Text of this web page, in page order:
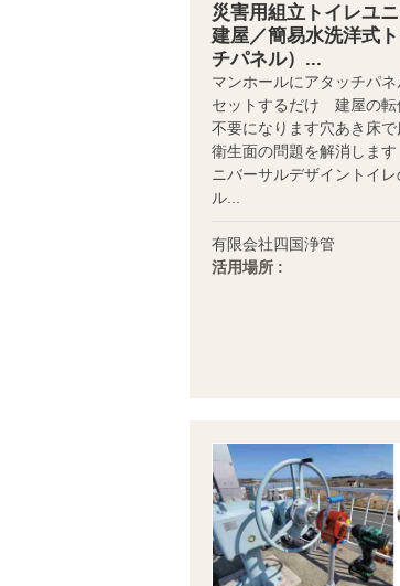
災害用組立トイレユ
建屋／簡易水洗洋式
チパネル）...
マンホールにアタッチパ
セットするだけ 建屋の転
不要になります穴あき床
衛生面の問題を解消しま
ニバーサルデザイントイ
ル...
有限会社四国浄管
活用場所 :